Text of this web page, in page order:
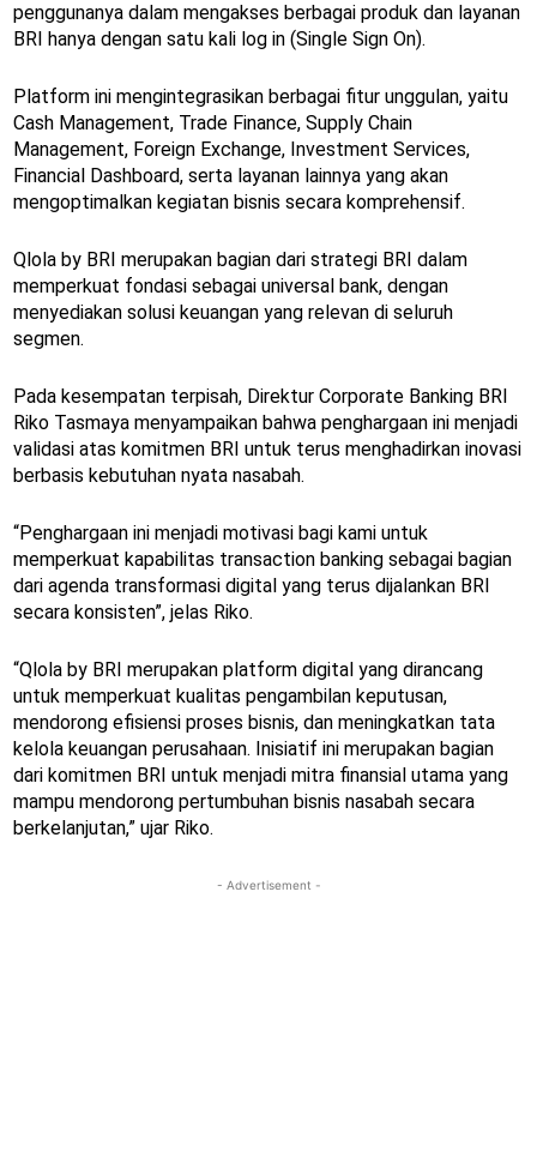
penggunanya dalam mengakses berbagai produk dan layanan
BRI hanya dengan satu kali log in (Single Sign On).
Platform ini mengintegrasikan berbagai fitur unggulan, yaitu
Cash Management, Trade Finance, Supply Chain
Management, Foreign Exchange, Investment Services,
Financial Dashboard, serta layanan lainnya yang akan
mengoptimalkan kegiatan bisnis secara komprehensif.
Qlola by BRI merupakan bagian dari strategi BRI dalam
memperkuat fondasi sebagai universal bank, dengan
menyediakan solusi keuangan yang relevan di seluruh
segmen.
Pada kesempatan terpisah, Direktur Corporate Banking BRI
Riko Tasmaya menyampaikan bahwa penghargaan ini menjadi
validasi atas komitmen BRI untuk terus menghadirkan inovasi
berbasis kebutuhan nyata nasabah.
“Penghargaan ini menjadi motivasi bagi kami untuk
memperkuat kapabilitas transaction banking sebagai bagian
dari agenda transformasi digital yang terus dijalankan BRI
secara konsisten”, jelas Riko.
“Qlola by BRI merupakan platform digital yang dirancang
untuk memperkuat kualitas pengambilan keputusan,
mendorong efisiensi proses bisnis, dan meningkatkan tata
kelola keuangan perusahaan. Inisiatif ini merupakan bagian
dari komitmen BRI untuk menjadi mitra finansial utama yang
mampu mendorong pertumbuhan bisnis nasabah secara
berkelanjutan,” ujar Riko.
- Advertisement -